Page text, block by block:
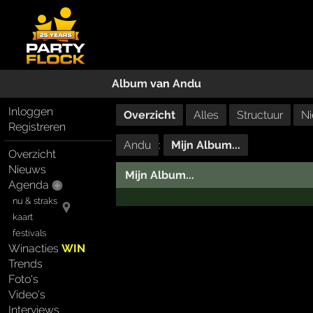
Album van Andu
Inloggen
Registreren
Overzicht
Nieuws
Agenda
nu & straks
kaart
festivals
WinactiesWIN
Trends
Foto's
Video's
Interviews
Overzicht Alles Structuur
Andu : Mijn Album...
Mijn Album...